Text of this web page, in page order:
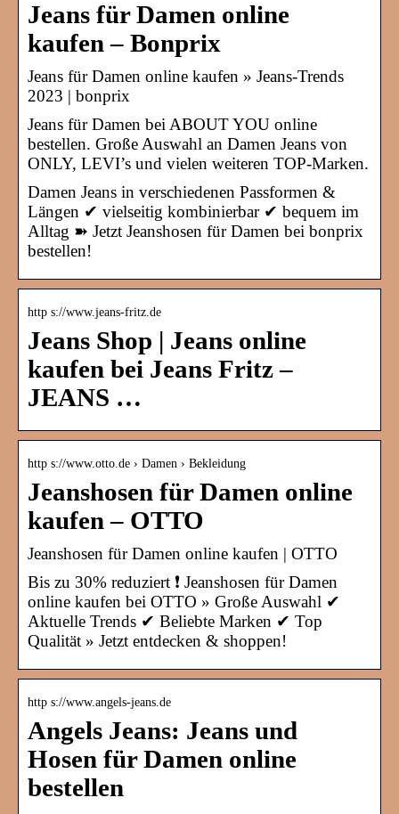
Jeans für Damen online
kaufen – Bonprix
Jeans für Damen online kaufen » Jeans-Trends
2023 | bonprix
Jeans für Damen bei ABOUT YOU online
bestellen. Große Auswahl an Damen Jeans von
ONLY, LEVI’s und vielen weiteren TOP-Marken.
Damen Jeans in verschiedenen Passformen &
Längen ✔ vielseitig kombinierbar ✔ bequem im
Alltag ➽ Jetzt Jeanshosen für Damen bei bonprix
bestellen!
http s://www.jeans-fritz.de
Jeans Shop | Jeans online
kaufen bei Jeans Fritz –
JEANS …
http s://www.otto.de › Damen › Bekleidung
Jeanshosen für Damen online
kaufen – OTTO
Jeanshosen für Damen online kaufen | OTTO
Bis zu 30% reduziert ❗ Jeanshosen für Damen
online kaufen bei OTTO » Große Auswahl ✔
Aktuelle Trends ✔ Beliebte Marken ✔ Top
Qualität » Jetzt entdecken & shoppen!
http s://www.angels-jeans.de
Angels Jeans: Jeans und
Hosen für Damen online
bestellen